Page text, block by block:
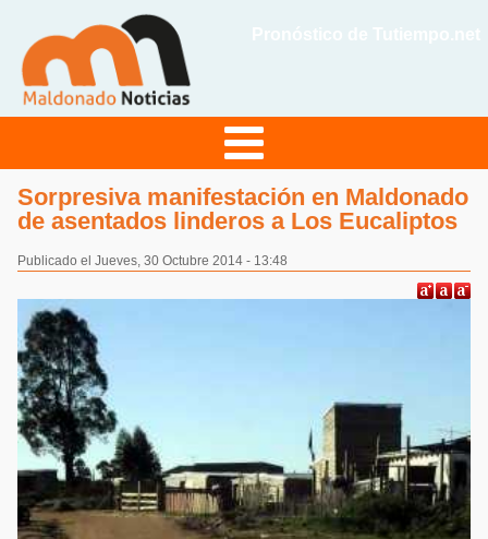
Sorpresiva manifestación en Maldonado
de asentados linderos a Los Eucaliptos
Publicado el Jueves, 30 Octubre 2014 - 13:48